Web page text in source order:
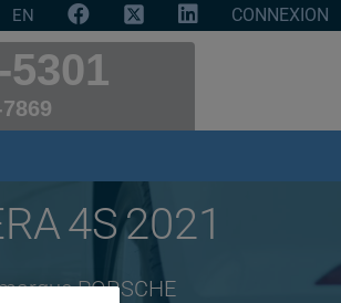
EN CONNEXION
5301
4S 2021
PORSCHE